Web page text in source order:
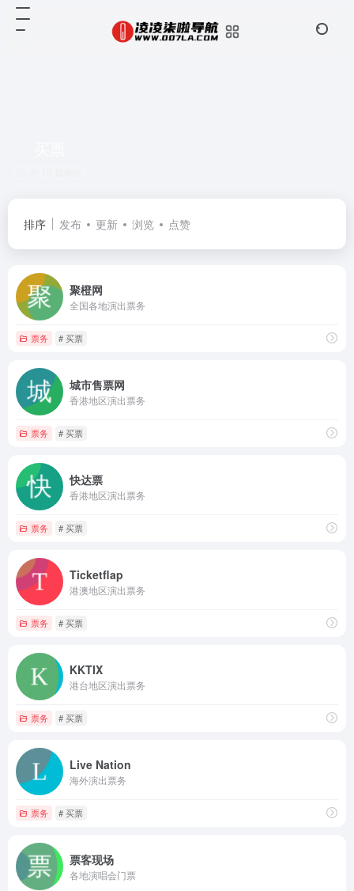
排序 发布 更新 浏览 点赞
聚橙网
全国各地演出票务
票务 # 买票
城市售票网
香港地区演出票务
票务 # 买票
快达票
香港地区演出票务
票务 # 买票
Ticketflap
港澳地区演出票务
票务 # 买票
KKTIX
港台地区演出票务
票务 # 买票
Live Nation
海外演出票务
票务 # 买票
票客现场
各地演唱会门票